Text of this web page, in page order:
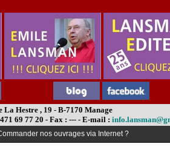
La Hestre , 19 - B-7170 Manage
69 77 20 - Fax : --- - E-mail :
nos ouvrages via Internet ?